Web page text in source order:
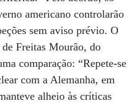
americano controlarão
sem aviso prévio. O
Freitas Mourão, do
comparação: “Repete-se
com a Alemanha, em
alheio às críticas